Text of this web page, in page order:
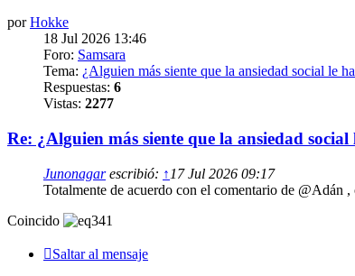
porHokke
18 Jul 2026 13:46
Foro: Samsara
Tema: ¿Alguien más siente que la ansiedad social le
Respuestas: 6
Vistas: 2277
Re: ¿Alguien más siente que la ansiedad social
Junonagarescribió: ↑ 17 Jul 2026 09:17
Totalmente de acuerdo con el comentario de @Adán
Coincido
Saltar al mensaje